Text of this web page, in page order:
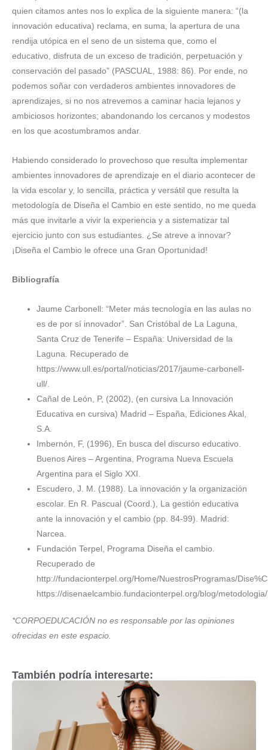
quien citamos antes nos lo explica de la siguiente manera: “(la
innovación educativa) reclama, en suma, la apertura de una
rendija utópica en el seno de un sistema que, como el
educativo, disfruta de un exceso de tradición, perpetuación y
conservación del pasado” (PASCUAL, 1988: 86). Por ende, no
podemos soñar con verdaderos ambientes innovadores de
aprendizajes, si no nos atrevemos a caminar hacia lejanos y
ambiciosos horizontes; abandonando los cercanos y modestos
en los que acostumbramos andar.
Habiendo considerado lo provechoso que resulta implementar
ambientes innovadores de aprendizaje en el diario acontecer de
la vida escolar y, lo sencilla, práctica y versátil que resulta la
metodología de Diseña el Cambio en este sentido, no me queda
más que invitarle a vivir la experiencia y a sistematizar tal
ejercicio junto con sus estudiantes. ¿Se atreve a innovar?
¡Diseña el Cambio le ofrece una Gran Oportunidad!
Bibliografía
Jaume Carbonell: “Meter más tecnología en las aulas no
es de por sí innovador”. San Cristóbal de La Laguna,
Santa Cruz de Tenerife – España: Universidad de la
Laguna. Recuperado de
https://www.ull.es/portal/noticias/2017/jaume-carbonell-
ull/.
Cañal de León, P, (2002), (en cursiva La Innovación
Educativa en cursiva) Madrid – España, Ediciones Akal,
S.A.
Imbernón, F, (1996), En busca del discurso educativo.
Buenos Aires – Argentina, Programa Nueva Escuela
Argentina para el Siglo XXI.
Escudero, J. M. (1988). La innovación y la organización
escolar. En R. Pascual (Coord.), La gestión educativa
ante la innovación y el cambio (pp. 84-99). Madrid:
Narcea.
Fundación Terpel, Programa Diseña el cambio.
Recuperado de
http://fundacionterpel.org/Home/NuestrosProgramas/
https://disenaelcambio.fundacionterpel.org/blog/
*CORPOEDUCACIÓN no es responsable por las opiniones
ofrecidas en este espacio.
También podría interesarte: